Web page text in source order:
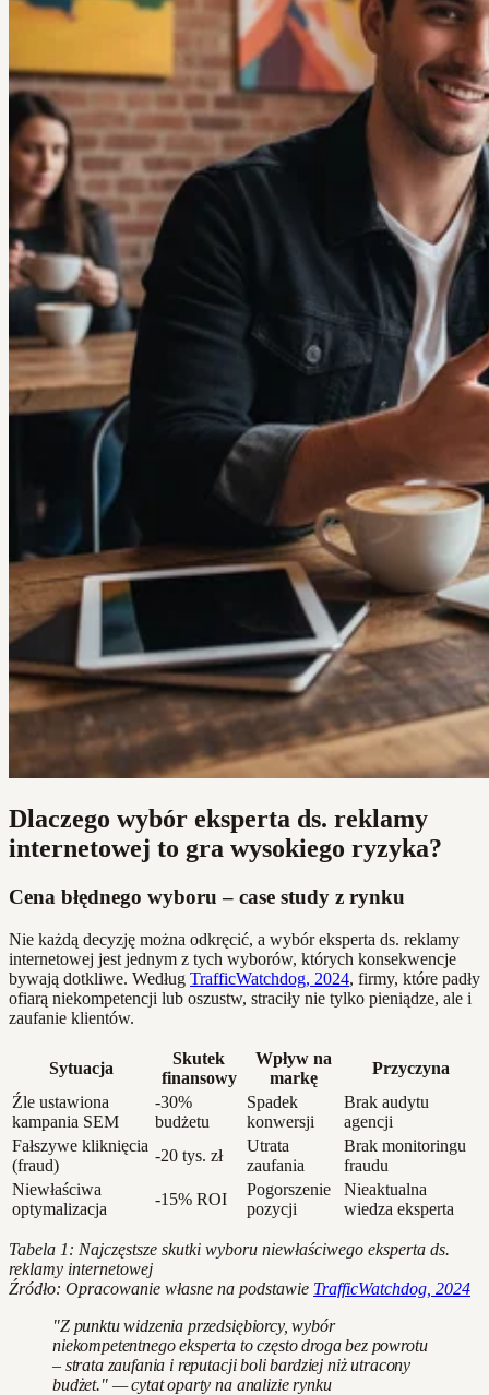
Dlaczego wybór eksperta ds. reklamy
internetowej to gra wysokiego ryzyka?
Cena błędnego wyboru – case study z rynku
Nie każdą decyzję można odkręcić, a wybór eksperta ds. reklamy
internetowej jest jednym z tych wyborów, których konsekwencje
bywają dotkliwe. Według TrafficWatchdog, 2024, firmy, które padły
ofiarą niekompetencji lub oszustw, straciły nie tylko pieniądze, ale i
zaufanie klientów.
Sytuacja
Skutek
finansowy
Wpływ na
markę
Przyczyna
Źle ustawiona
kampania SEM
-30%
budżetu
Spadek
konwersji
Brak audytu
agencji
Fałszywe kliknięcia
(fraud)
-20 tys. zł
Utrata
zaufania
Brak monitoringu
fraudu
Niewłaściwa
optymalizacja
-15% ROI
Pogorszenie
pozycji
Nieaktualna
wiedza eksperta
Tabela 1: Najczęstsze skutki wyboru niewłaściwego eksperta ds.
reklamy internetowej
Źródło: Opracowanie własne na podstawie TrafficWatchdog, 2024
"Z punktu widzenia przedsiębiorcy, wybór
niekompetentnego eksperta to często droga bez powrotu
– strata zaufania i reputacji boli bardziej niż utracony
budżet." — cytat oparty na analizie rynku